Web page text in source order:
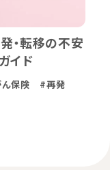
・転移の不安
イド
保険
#再発